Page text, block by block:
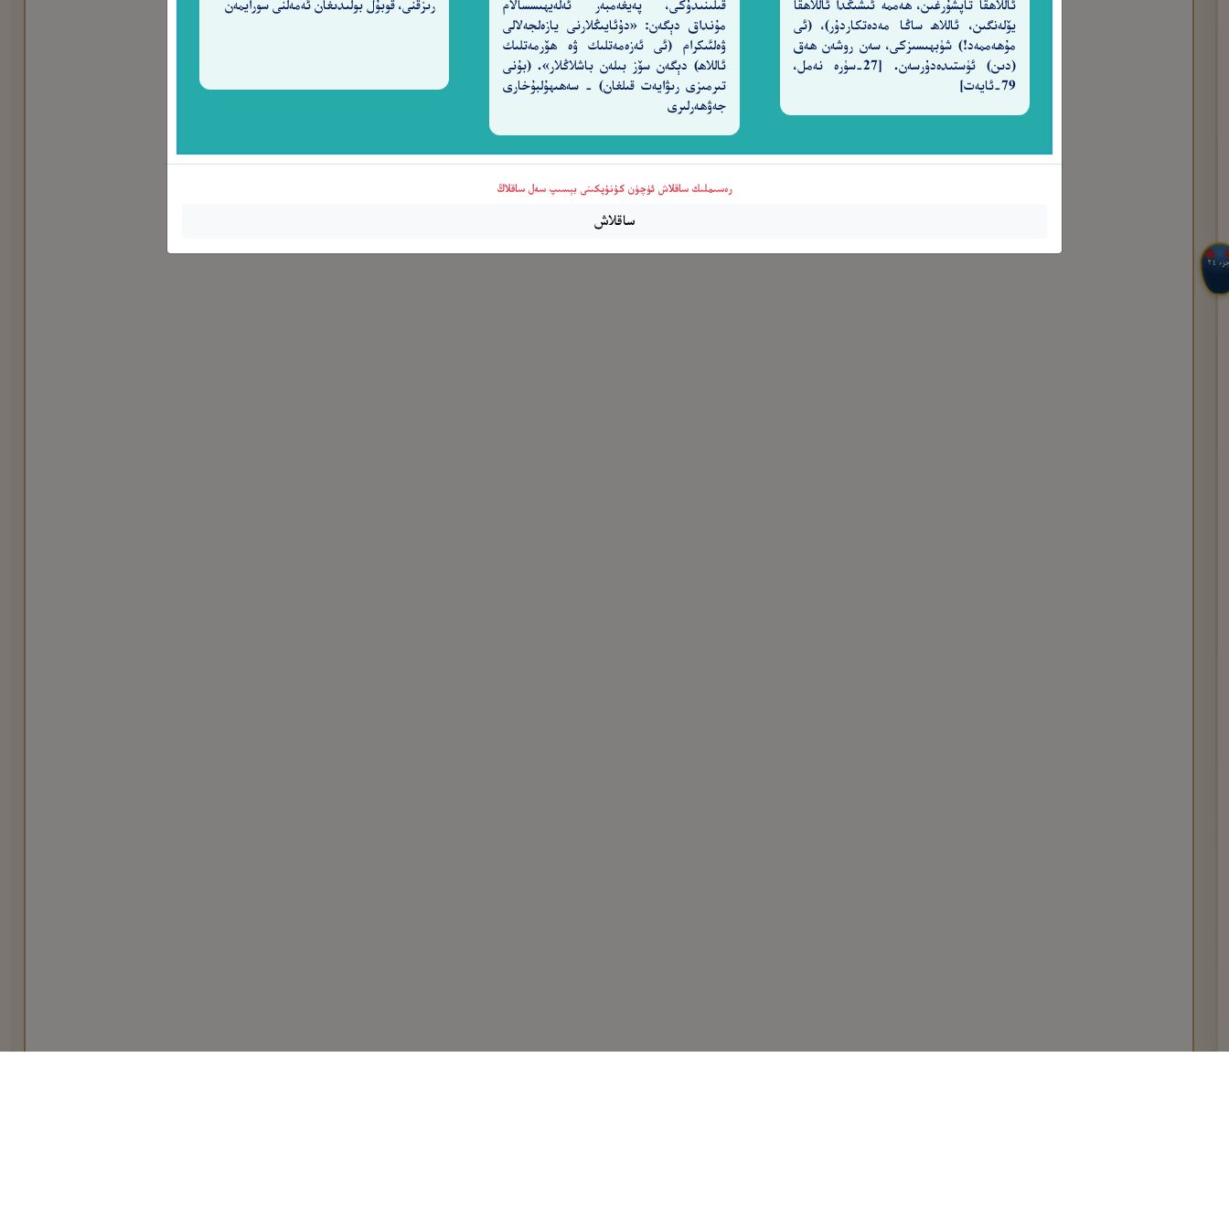
ئاللاھقا تاپشۇرغىن، ھەممە ئىشىڭدا ئاللاھقا
يۆلەنگىن، ئاللاھ ساڭا مەدەتكاردۇر)، (ئى
مۇھەممەد!) شۈبھىسىزكى، سەن روشەن ھەق
(دىن) ئۈستىدەدۇرسەن. [27-سۈرە نەمل،
79-ئايەت]
قىلىنىدۇكى، پەيغەمبەر ئەلەيھىسسالام
مۇنداق دېگەن: «دۇئايىڭلارنى يازەلجەلالى
ۋەلئىكرام (ئى ئەزەمەتلىك ۋە ھۆرمەتلىك
ئاللاھ) دېگەن سۆز بىلەن باشلاڭلار». (بۇنى
تىرمىزى رىۋايەت قىلغان) - سەھىھۇلبۇخارى
جەۋھەرلىرى
رىزقنى، قوبۇل بولىدىغان ئەمەلنى سورايمەن
رەسىملىك ساقلاش ئۈچۈن كۇنۇپكىنى بېسىپ سەل ساقلاڭ
ساقلاش
٢٤